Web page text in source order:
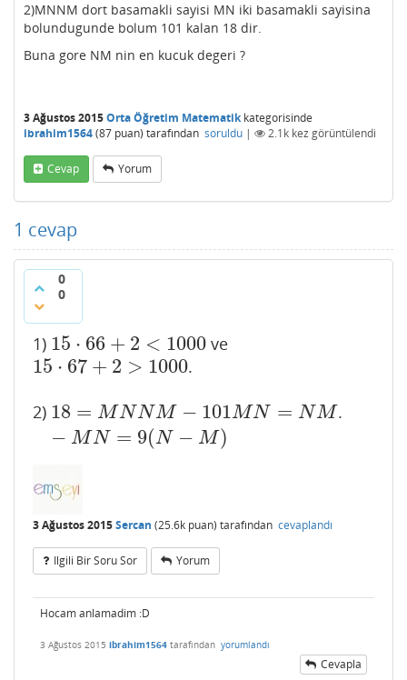
2)MNNM dort basamakli sayisi MN iki basamakli sayisina
bolundugunde bolum 101 kalan 18 dir.
Buna gore NM nin en kucuk degeri ?
3 Ağustos 2015Orta Öğretim Matematikkategorisinde
ibrahim1564(87 puan) tarafından soruldu | 2.1k kez görüntülendi
Cevap Yorum
1 cevap
0
0
1) 15 ⋅ 66 + 2 < 1000
15⋅ 66+2 <1000 ve
15 ⋅ 67 + 2 > 1000
15⋅ 67+2 >1000 .
2) 18 = MNNM − 101MN = NM
− MN = 9(N − M)
18=M NNM−101M N =NM−MN= 9( N−M) .
3 Ağustos 2015Sercan (25.6k puan) tarafından cevaplandı
Ilgili Bir Soru Sor Yorum
Hocam anlamadim :D
3 Ağustos 2015 ibrahim1564 tarafından yorumlandı
Cevapla